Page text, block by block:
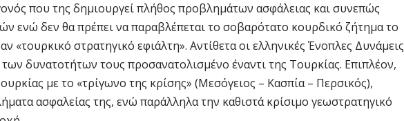
που της δημιουργεί πλήθος προβλημάτων ασφάλειας και συνεπώς
ενώ δεν θα πρέπει να παραβλέπεται το σοβαρότατο κουρδικό ζήτημα το
«τουρκικό στρατηγικό εφιάλτη». Αντίθετα οι ελληνικές Ένοπλες Δυνάμεις
δυνατοτήτων τους προσανατολισμένο έναντι της Τουρκίας. Επιπλέον,
με το «τρίγωνο της κρίσης» (Μεσόγειος – Κασπία – Περσικός),
ασφαλείας της, ενώ παράλληλα την καθιστά κρίσιμο γεωστρατηγικό